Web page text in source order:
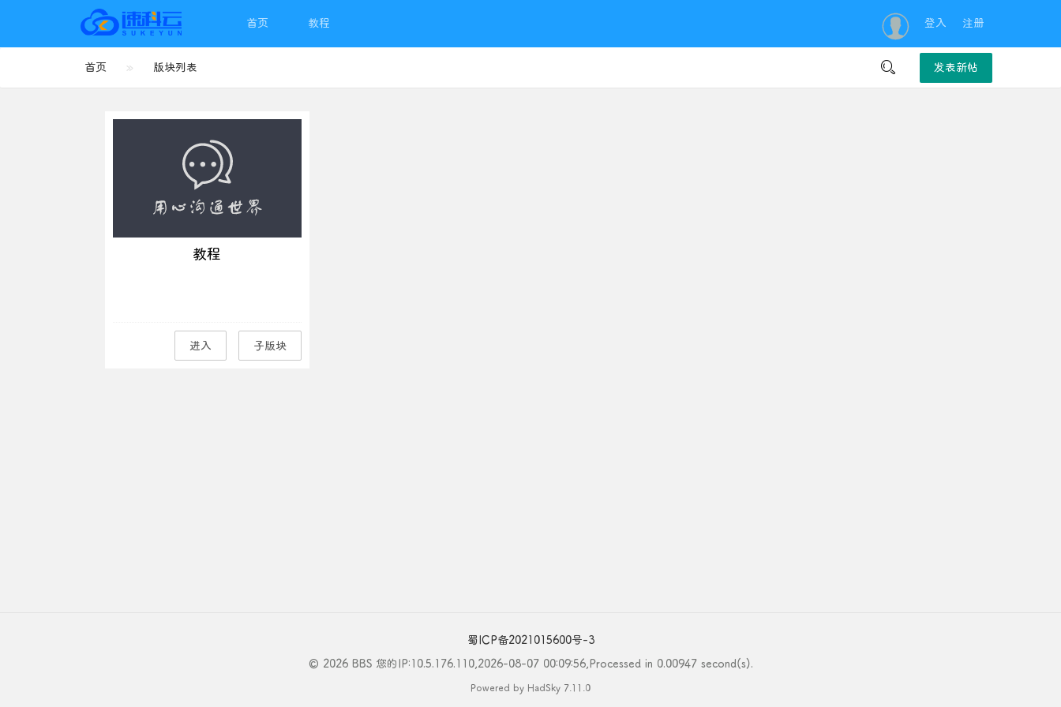
首页 教程 登入 注册
首页 » 版块列表  发表新帖
教程
进入 子版块
蜀ICP备2021015600号-3
© 2026 BBS 您的IP:10.5.176.110,2026-08-07 00:09:56,Processed in 0.00947 second(s).
Powered by HadSky 7.11.0